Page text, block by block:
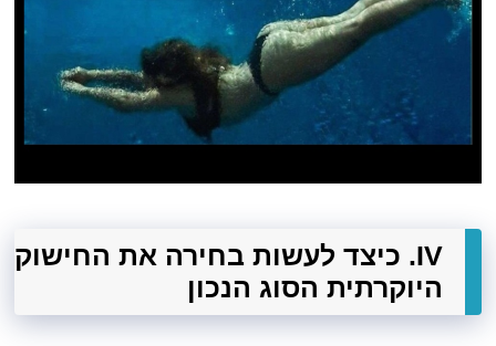
IV. כיצד לעשות בחירה את החישוק
היוקרתית הסוג הנכון